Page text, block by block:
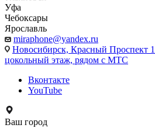
Уфа
Чебоксары
Ярославль
miraphone@yandex.ru
Новосибирск, Красный Проспект
цокольный этаж, рядом с МТС
Вконтакте
YouTube
Ваш город